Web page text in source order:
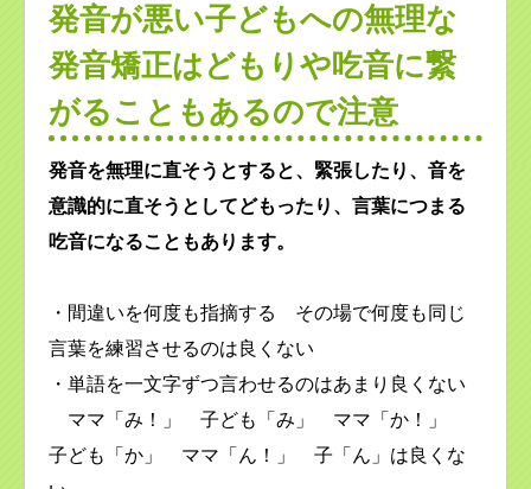
発音が悪い子どもへの無理な
発音矯正はどもりや吃音に繋
がることもあるので注意
発音を無理に直そうとすると、緊張したり、音を
意識的に直そうとしてどもったり、言葉につまる
吃音になることもあります。
・間違いを何度も指摘する その場で何度も同じ
言葉を練習させるのは良くない
・単語を一文字ずつ言わせるのはあまり良くない
ママ「み！」 子ども「み」 ママ「か！」
子ども「か」 ママ「ん！」 子「ん」は良くな